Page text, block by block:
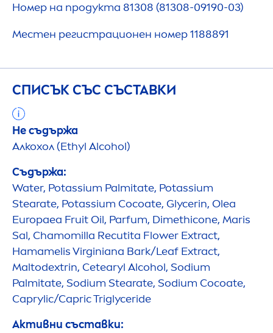
Номер на продукта 81308 (81308-09190-03)
Местен регистрационен номер 1188891
СПИСЪК СЪС СЪСТАВКИ
Не съдържа
Алкохол (Ethyl Alcohol)
Съдържа:
Water, Potassium Palmitate, Potassium
Stearate, Potassium Cocoate, Glycerin, Olea
Europaea Fruit Oil, Parfum, Dimethicone, Maris
Sal, Chamomilla Recutita Flower Extract,
Hamamelis Virginiana Bark/Leaf Extract,
Maltodextrin, Cetearyl Alcohol, Sodium
Palmitate, Sodium Stearate, Sodium Cocoate,
Caprylic/Capric Triglyceride
Активни съставки: